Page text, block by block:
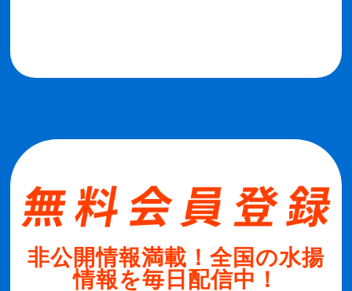
非公開情報満載！全国の水揚
情報を毎日配信中！